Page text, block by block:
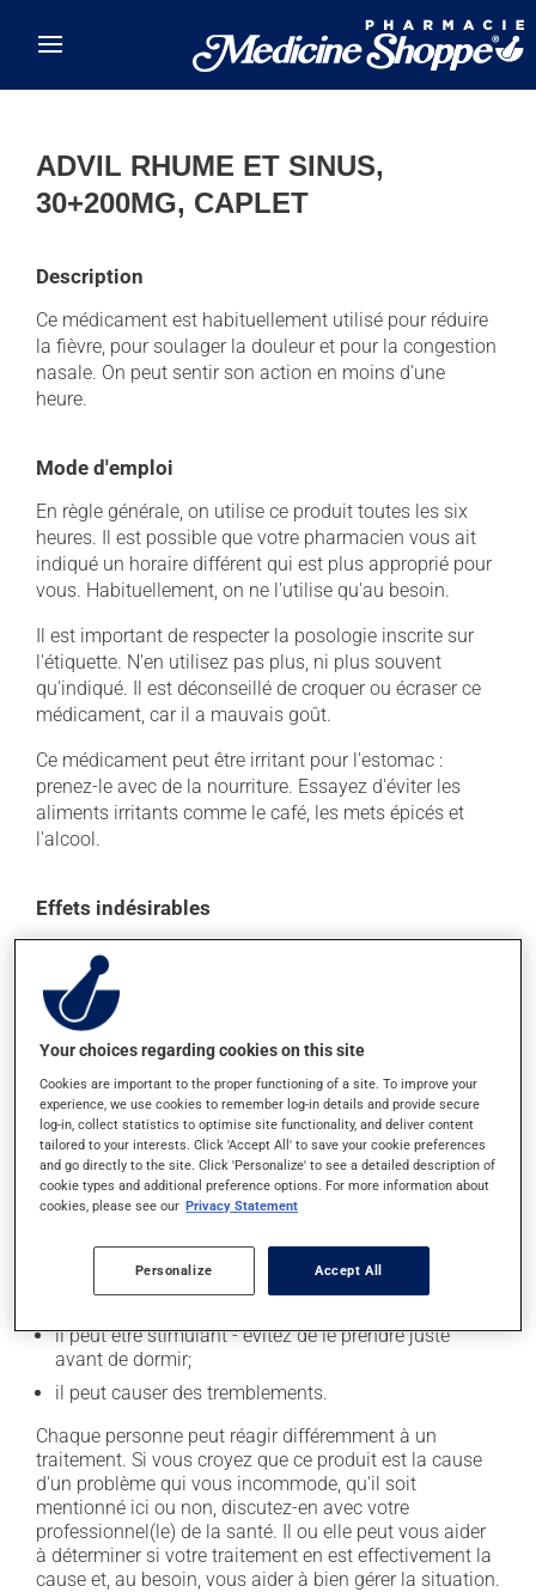
ADVIL RHUME ET SINUS,
30+200MG, CAPLET
Description
Ce médicament est habituellement utilisé pour réduire
la fièvre, pour soulager la douleur et pour la congestion
nasale. On peut sentir son action en moins d'une
heure.
Mode d'emploi
En règle générale, on utilise ce produit toutes les six
heures. Il est possible que votre pharmacien vous ait
indiqué un horaire différent qui est plus approprié pour
vous. Habituellement, on ne l'utilise qu'au besoin.
Il est important de respecter la posologie inscrite sur
l'étiquette. N'en utilisez pas plus, ni plus souvent
qu'indiqué. Il est déconseillé de croquer ou écraser ce
médicament, car il a mauvais goût.
Ce médicament peut être irritant pour l'estomac :
prenez-le avec de la nourriture. Essayez d'éviter les
aliments irritants comme le café, les mets épicés et
l'alcool.
Effets indésirables
En plus de ses effets recherchés, ce produit peut à
l'occasion entraîner certains effets indésirables (effets
secondaires), notamment :
il peut causer des brûlures d'estomac;
il peut causer des étourdissements - levez-vous
lentement et soyez prudent avant de prendre le
volant;
il peut rendre plus nerveux ou anxieux;
il peut causer des palpitations (coeur qui bat vite);
(p. ex. soleil, cabine de bronzage) - évitez le plus
possible de vous exposer aux rayons UV et protégez-
vous lorsque vous vous exposez au soleil;
il peut être stimulant - évitez de le prendre juste
avant de dormir;
il peut causer des tremblements.
Chaque personne peut réagir différemment à un
traitement. Si vous croyez que ce produit est la cause
d'un problème qui vous incommode, qu'il soit
mentionné ici ou non, discutez-en avec votre
professionnel(le) de la santé. Il ou elle peut vous aider
à déterminer si votre traitement en est effectivement la
cause et, au besoin, vous aider à bien gérer la situation.
Your choices regarding cookies on this site
Cookies are important to the proper functioning of a site. To improve your
experience, we use cookies to remember log-in details and provide secure
log-in, collect statistics to optimise site functionality, and deliver content
tailored to your interests. Click 'Accept All' to save your cookie preferences
and go directly to the site. Click 'Personalize' to see a detailed description of
cookie types and additional preference options. For more information about
cookies, please see our Privacy Statement
Personalize Accept All